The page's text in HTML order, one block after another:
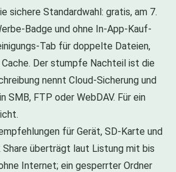
sichere Standardwahl: gratis, am 7.
Badge und ohne In-App-Kauf-
Tab für doppelte Dateien,
Der stumpfe Nachteil ist die
nennt Cloud-Sicherung und
SMB, FTP oder WebDAV. Für ein
für Gerät, SD-Karte und
Share überträgt laut Listung mit bis
Internet; ein gesperrter Ordner